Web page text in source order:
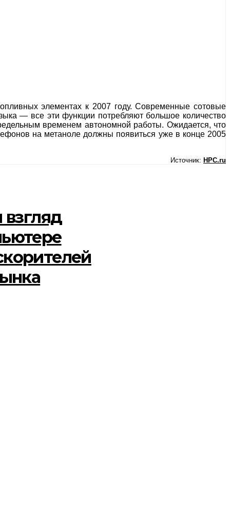
элементах к 2007 году. Современные сотовые
— все эти функции потребляют большое количество
временем автономной работы. Ожидается, что
на метаноле должны появиться уже в конце 2005
Источник: HPC.ru